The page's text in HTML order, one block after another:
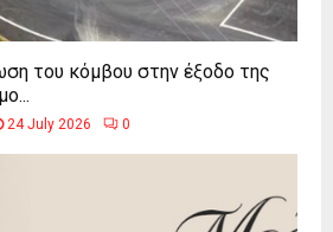
του κόμβου στην έξοδο της
24 July 2026 0